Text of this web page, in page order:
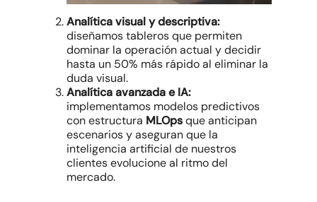
Analítica visual y descriptiva:
diseñamos tableros que permiten
dominar la operación actual y decidir
hasta un 50% más rápido al eliminar la
duda visual.
Analítica avanzada e IA:
implementamos modelos predictivos
con estructura MLOpsque anticipan
escenarios y aseguran que la
inteligencia artificial de nuestros
clientes evolucione al ritmo del
mercado.